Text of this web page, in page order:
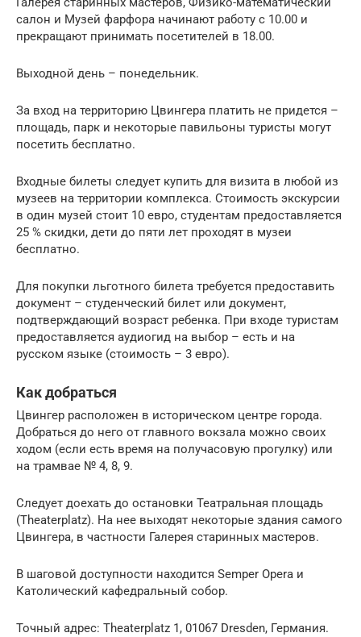
салон и Музей фарфора начинают работу с 10.00 и
прекращают принимать посетителей в 18.00.
Выходной день – понедельник.
За вход на территорию Цвингера платить не придется –
площадь, парк и некоторые павильоны туристы могут
посетить бесплатно.
Входные билеты следует купить для визита в любой из
музеев на территории комплекса. Стоимость экскурсии
в один музей стоит 10 евро, студентам предоставляется
25 % скидки, дети до пяти лет проходят в музеи
бесплатно.
Для покупки льготного билета требуется предоставить
документ – студенческий билет или документ,
подтверждающий возраст ребенка. При входе туристам
предоставляется аудиогид на выбор – есть и на
русском языке (стоимость – 3 евро).
Как добраться
Цвингер расположен в историческом центре города.
Добраться до него от главного вокзала можно своих
ходом (если есть время на получасовую прогулку) или
на трамвае № 4, 8, 9.
Следует доехать до остановки Театральная площадь
(Theaterplatz). На нее выходят некоторые здания самого
Цвингера, в частности Галерея старинных мастеров.
В шаговой доступности находится Semper Opera и
Католический кафедральный собор.
Точный адрес: Theaterplatz 1, 01067 Dresden, Германия.